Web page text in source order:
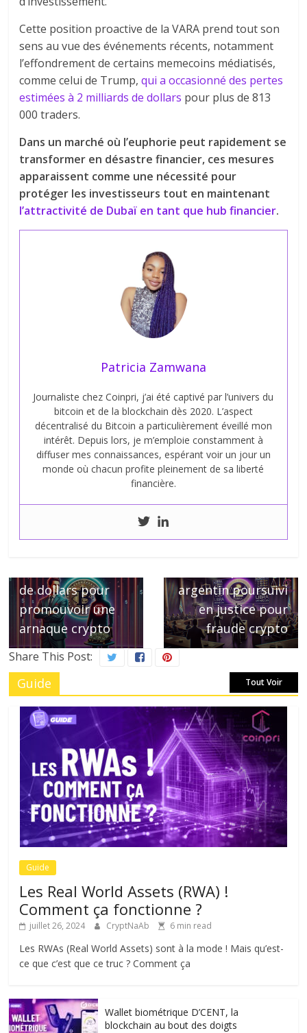
Cette position proactive de la VARA prend tout son
sens au vue des événements récents, notamment
l’effondrement de certains memecoins médiatisés,
comme celui de Trump,qui a occasionné des pertes
estimées à 2 milliards de dollars pour plus de 813
000 traders.
Dans un marché où l’euphorie peut rapidement se
transformer en désastre financier, ces mesures
apparaissent comme une nécessité pour
protéger les investisseurs tout en maintenant
l’attractivité de Dubaï en tant que hub financier.
Patricia Zamwana
Journaliste chez Coinpri, j’ai été captivé par l’univers du
bitcoin et de la blockchain dès 2020. L’aspect
décentralisé du Bitcoin a particulièrement éveillé mon
intérêt. Depuis lors, je m’emploie constamment à
diffuser mes connaissances, espérant voir un jour un
monde où chacun profite pleinement de sa liberté
financière.
de dollars pour
promouvoir une
arnaque crypto
argentin poursuivi
en justice pour
fraude crypto
Share This Post:
Guide Tout Voir
Guide
Les Real World Assets (RWA) !
Comment ça fonctionne ?
juillet 26, 2024 CryptNaAb 6 min read
Les RWAs (Real World Assets) sont à la mode ! Mais qu’est-
ce que c’est que ce truc ? Comment ça
Wallet biométrique D’CENT, la
blockchain au bout des doigts